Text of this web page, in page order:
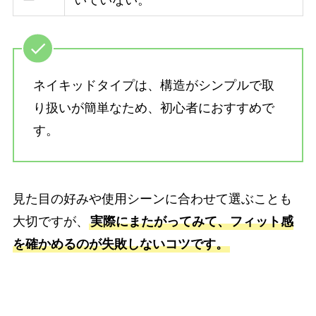
ネイキッドタイプは、構造がシンプルで取
り扱いが簡単なため、初心者におすすめで
す。
見た目の好みや使用シーンに合わせて選ぶことも
大切ですが、 実際にまたがってみて、フィット感
を確かめるのが失敗しないコツです。